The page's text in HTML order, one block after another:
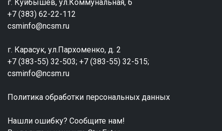
г. Куйбышев, ул.Коммунальная, 6
+7 (383) 62-22-112
csminfo@ncsm.ru
г. Карасук, ул.Пархоменко, д. 2
+7 (383-55) 32-503; +7 (383-55) 32-515;
csminfo@ncsm.ru
Политика обработки персональных данных
Нашли ошибку? Сообщите нам!